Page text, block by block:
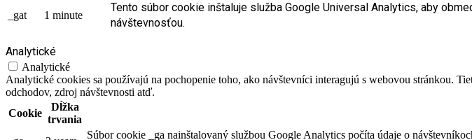
_gat 1 minute
Tento súbor cookie inštaluje služba Google Universal Analytics, aby
návštevnosťou.
Analytické
Analytické
Analytické cookies sa používajú na pochopenie toho, ako návštevníci interagujú s webovou stránkou.
odchodov, zdroj návštevnosti atď.
Cookie
Dĺžka
trvania
Súbor cookie _ga nainštalovaný službou Google Analytics počíta údaje o